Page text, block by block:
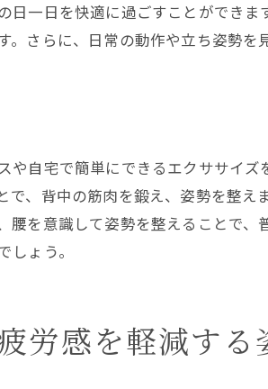
姿勢習慣で驚くほどの効果
姿勢を良くするための座り方の
良い座り方で姿勢を改善し
姿勢維持に役立つ正しい座
姿勢改善に効果的な座り方の
姿勢改善をサポートするおす
日一日を快適に過ごすことができ
。さらに、日常の動作や立ち姿勢
や自宅で簡単にできるエクササイ
で、背中の筋肉を鍛え、姿勢を整
腰を意識して姿勢を整えることで
ょう。
労感を軽減する